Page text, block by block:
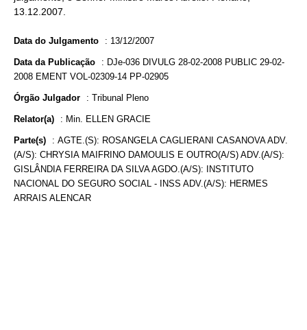
13.12.2007.
Data do Julgamento : 13/12/2007
Data da Publicação : DJe-036 DIVULG 28-02-2008 PUBLIC 29-02-
2008 EMENT VOL-02309-14 PP-02905
Órgão Julgador : Tribunal Pleno
Relator(a) : Min. ELLEN GRACIE
Parte(s) : AGTE.(S): ROSANGELA CAGLIERANI CASANOVA ADV.
(A/S): CHRYSIA MAIFRINO DAMOULIS E OUTRO(A/S) ADV.(A/S):
GISLÂNDIA FERREIRA DA SILVA AGDO.(A/S): INSTITUTO
NACIONAL DO SEGURO SOCIAL - INSS ADV.(A/S): HERMES
ARRAIS ALENCAR